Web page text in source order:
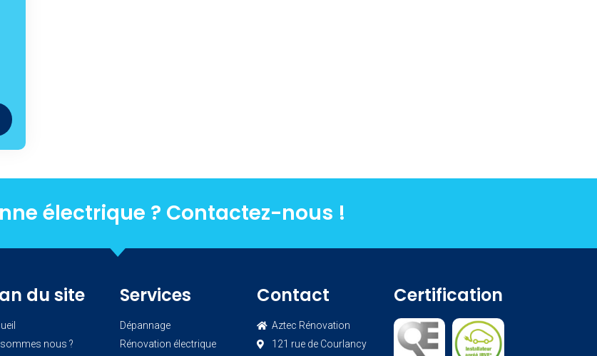
électrique ? Contactez-nous !
du site
nous ?
Services
Dépannage
Rénovation électrique
Contact
Aztec Rénovation
121 rue de Courlancy
Certification